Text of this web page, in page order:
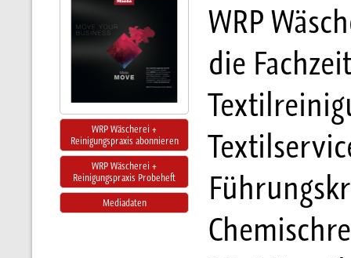
WRP Wäscherei +
Reinigungspraxis abonnieren
WRP Wäscherei +
Reinigungspraxis Probeheft
Mediadaten
WRP
die